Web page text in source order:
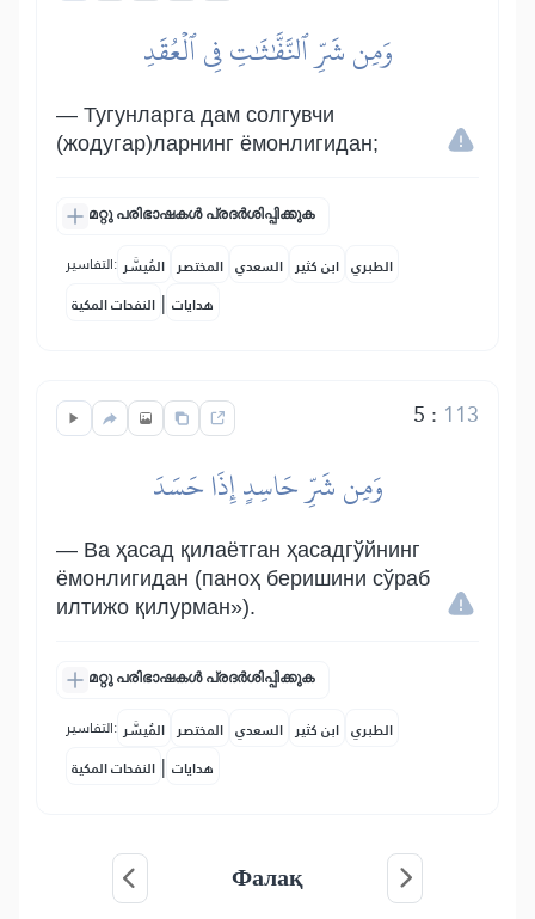
وَمِن شَرِّ ٱلنَّفَّٰثَٰتِ فِي ٱلۡعُقَدِ
— Тугунларга дам солгувчи
(жодугар)ларнинг ёмонлигидан;
മറ്റു പരിഭാഷകൾ പ്രദർശിപ്പിക്കുക
التفاسير: المُيسَّر المختصر السعدي ابن كثير الطبري
النفحات المكية | هدايات
5 : 113
وَمِن شَرِّ حَاسِدٍ إِذَا حَسَدَ
— Ва ҳасад қилаётган ҳасадгўйнинг
ёмонлигидан (паноҳ беришини сўраб
илтижо қилурман»).
മറ്റു പരിഭാഷകൾ പ്രദർശിപ്പിക്കുക
التفاسير: المُيسَّر المختصر السعدي ابن كثير الطبري
النفحات المكية | هدايات
Фалақ